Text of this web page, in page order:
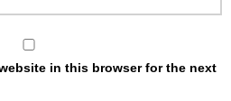
in this browser for the next